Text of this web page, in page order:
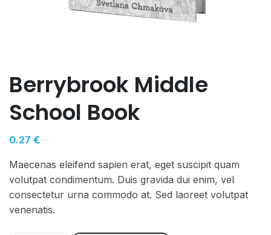
Berrybrook Middle
School Book
0.27 €
Maecenas eleifend sapien erat, eget suscipit quam
volutpat condimentum. Duis gravida dui enim, vel
consectetur urna commodo at. Sed laoreet volutpat
venenatis.